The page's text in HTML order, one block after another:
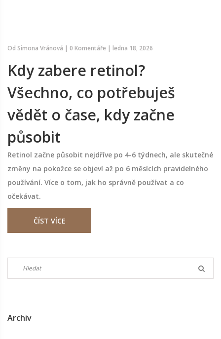
Od Simona Vránová | 0 Komentáře | ledna 18, 2026
Kdy zabere retinol?
Všechno, co potřebuješ
vědět o čase, kdy začne
působit
Retinol začne působit nejdříve po 4-6 týdnech, ale skutečné
změny na pokožce se objeví až po 6 měsících pravidelného
používání. Více o tom, jak ho správně používat a co
očekávat.
ČÍST VÍCE
Archiv